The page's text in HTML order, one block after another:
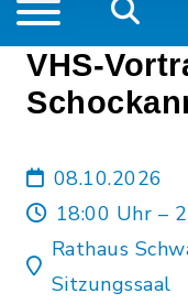
VHS-
08.10.2026
18:00 Uhr –
Rathaus
Sitzungssaal